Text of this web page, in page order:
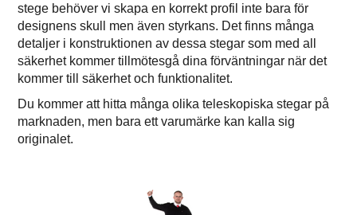
stege behöver vi skapa en korrekt profil inte bara för
designens skull men även styrkans. Det finns många
detaljer i konstruktionen av dessa stegar som med all
säkerhet kommer tillmötesgå dina förväntningar när det
kommer till säkerhet och funktionalitet.
Du kommer att hitta många olika teleskopiska stegar på
marknaden, men bara ett varumärke kan kalla sig
originalet.